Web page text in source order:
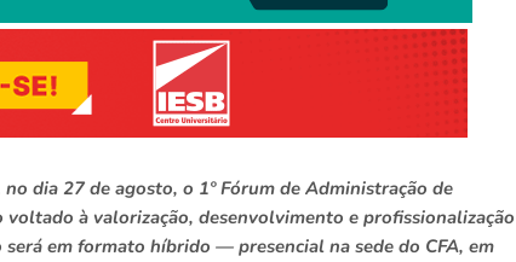
dia 27 de agosto, o 1º Fórum de Administração de
à valorização, desenvolvimento e profissionalização
em formato híbrido — presencial na sede do CFA, em